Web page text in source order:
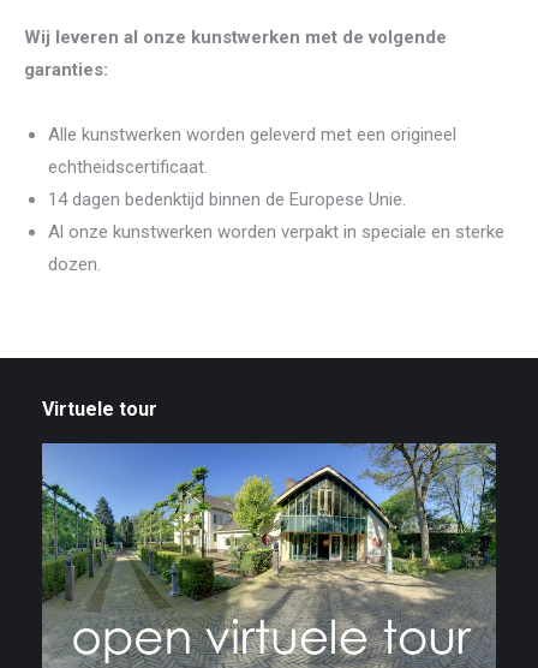
Wij leveren al onze kunstwerken met de volgende
garanties:
Alle kunstwerken worden geleverd met een origineel
echtheidscertificaat.
14 dagen bedenktijd binnen de Europese Unie.
Al onze kunstwerken worden verpakt in speciale en sterke
dozen.
Virtuele tour